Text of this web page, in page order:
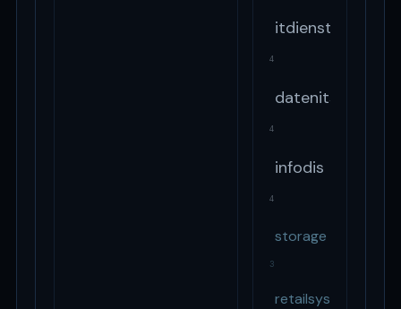
4
datenitservice
4
infodis
4
storage
3
retailsysteme